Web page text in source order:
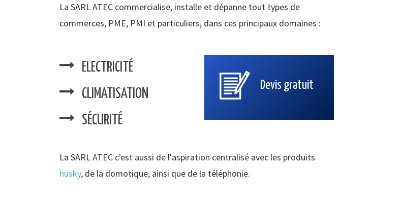
La SARL ATEC commercialise, installe et dépanne tout types de
commerces, PME, PMI et particuliers, dans ces principaux domaines :
ELECTRICITÉ
CLIMATISATION
SÉCURITÉ
Devis gratuit
La SARL ATEC c'est aussi de l'aspiration centralisé avec les produits
husky, de la domotique, ainsi que de la téléphonie.